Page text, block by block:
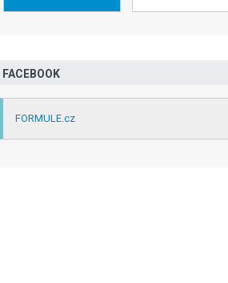
FACEBOOK
FORMULE.cz